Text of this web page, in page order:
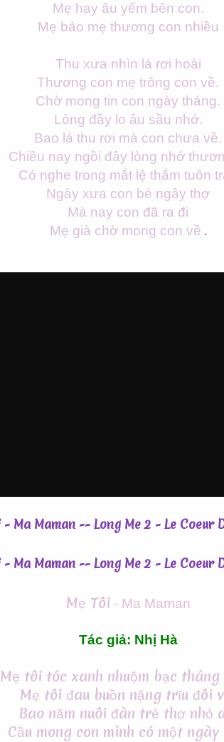
Mẹ hay âu yếm bên con.
Mẹ bảo mẹ thương con nhiều
Thu xưa nhìn lá rơi hoài
Thương con mẹ trông con về.
Chờ mong tin con ngày tháng.
Lòng đầy lo âu sầu nhớ.
Bao lá thu rơi mà con chưa về.
Chiều nay ngồi đây lòng nhớ
Có nghe trong mắt lệ thắm tuôn
Ngày xưa con bé ngây thợ
Mà nay con đã ra đi
Mẹ già chờ mong con về .
Mẹ Tôi - Ma Maman
Tác giả: Nhị Hà
Mẹ tôi tóc xanh nhuộm bạc tháng
Mẹ tôi đau buồn nặng trĩu đôi
Bao năm nuôi đàn trẻ thơ nhỏ
Cầu mong con mình có một